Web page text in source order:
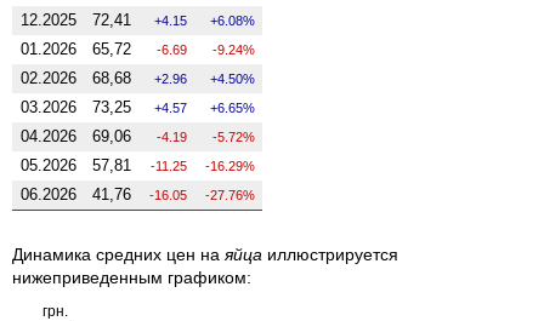
12.2025 72,41 4.15 6.08%
01.2026 65,72 -6.69 -9.24%
02.2026 68,68 2.96 4.50%
03.2026 73,25 4.57 6.65%
04.2026 69,06 -4.19 -5.72%
05.2026 57,81 -11.25 -16.29%
06.2026 41,76 -16.05 -27.76%
Динамика средних цен на яйца иллюстрируется
нижеприведенным графиком:
грн.